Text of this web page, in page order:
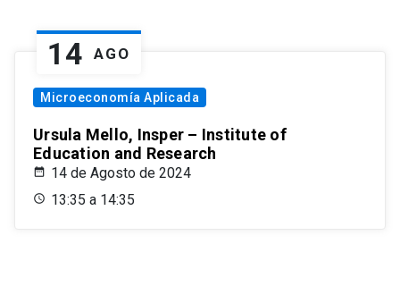
14 AGO
Microeconomía Aplicada
Ursula Mello, Insper – Institute of
Education and Research
14 de Agosto de 2024
13:35 a 14:35